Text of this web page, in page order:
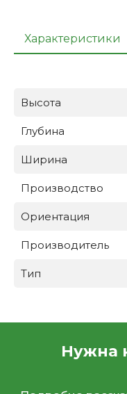
Характеристики
Высота
Глубина
Ширина
Производство
Ориентация
Производитель
Тип
Нужна